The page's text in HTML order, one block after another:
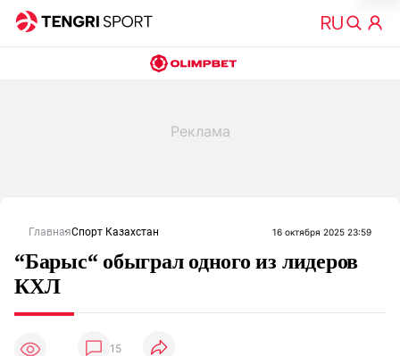
ГлавнаяСпорт Казахстан 16 октября 2025 23:59
“Барыс“ обыграл одного из лидеров
КХЛ
15